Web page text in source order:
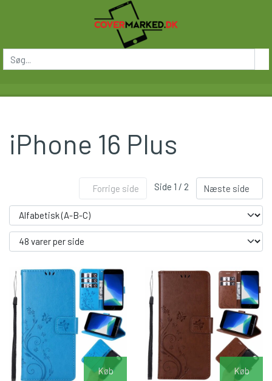
iPhone 16 Plus
Forrige side Side 1 / 2 Næste side
Køb Køb